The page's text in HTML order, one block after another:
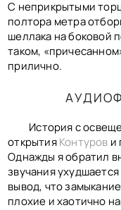
С неприкрытыми
полтора метра
шеллака на боковой
таком,
прилично.
История с
открытияКонтуров и
Однажды я обратил
звучания
вывод, что
плохие и хаотично